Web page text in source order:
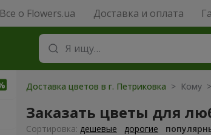
Все о Flowers.ua Доставка и оплата
Доставка цветов в г. Петриковка > Кому
Заказать цветы для
Cортировка: дешевые дорогие